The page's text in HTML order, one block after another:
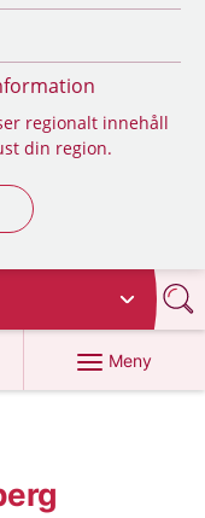
regionalt innehåll
din region.
Meny